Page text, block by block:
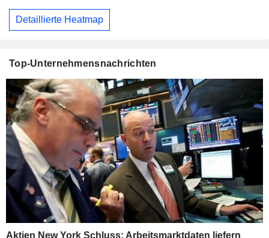
Detaillierte Heatmap
Top-Unternehmensnachrichten
Aktien New York Schluss: Arbeitsmarktdaten liefern